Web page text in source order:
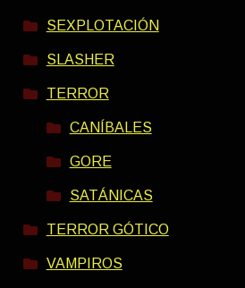
SEXPLOTACIÓN
SLASHER
TERROR
CANÍBALES
GORE
SATÁNICAS
TERROR GÓTICO
VAMPIROS